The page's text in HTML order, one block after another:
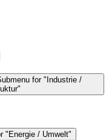
for "Industrie /
"Energie / Umwelt"